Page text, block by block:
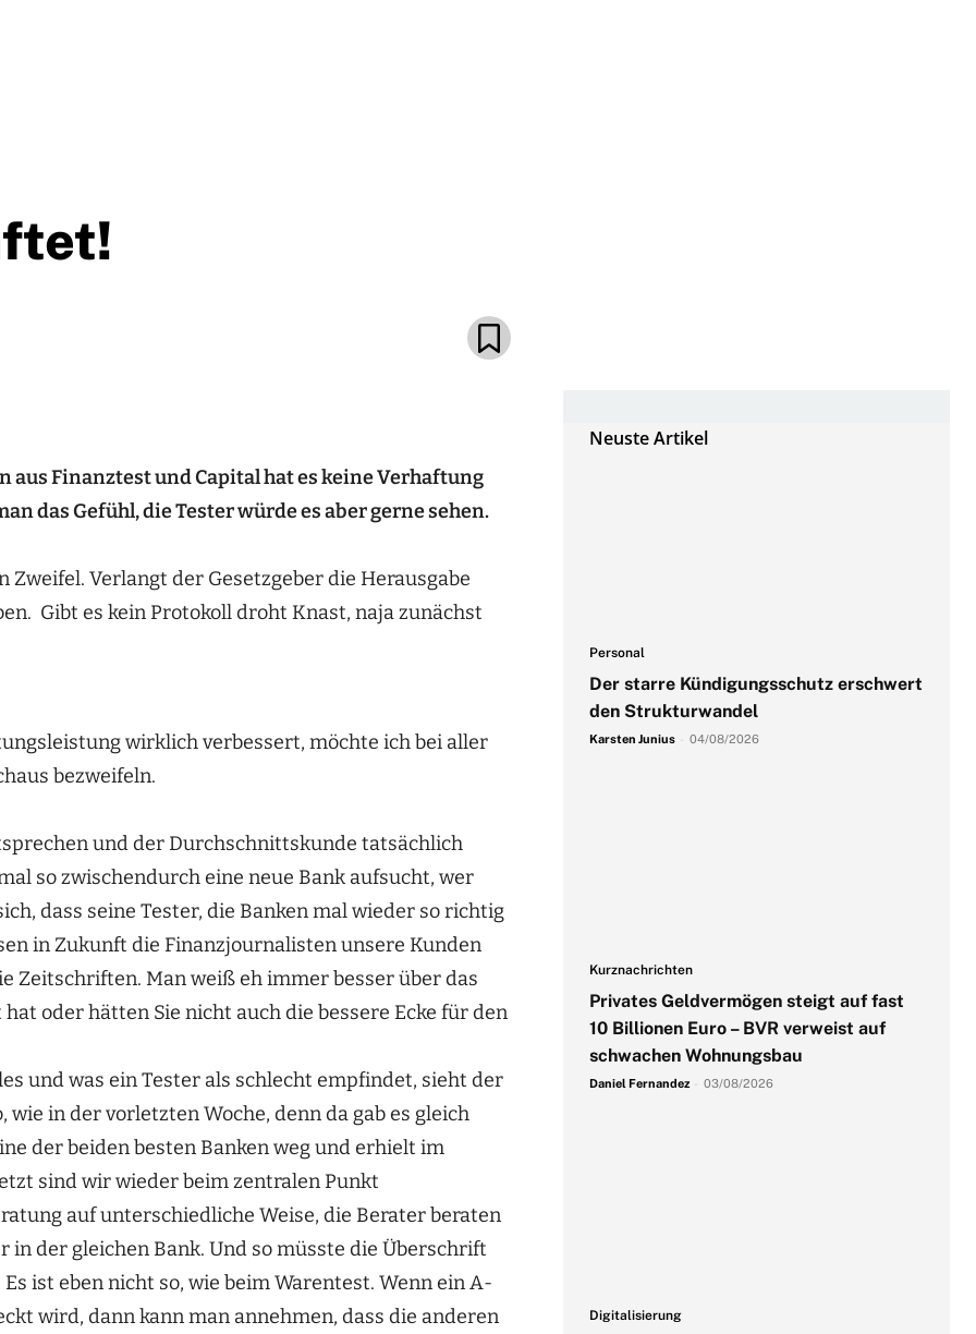
aus Finanztest und Capital hat es keine Verhaftung
das Gefühl, die Tester würde es aber gerne sehen.
Verlangt der Gesetzgeber die Herausgabe
Gibt es kein Protokoll droht Knast, naja zunächst
wirklich verbessert, möchte ich bei aller
bezweifeln.
und der Durchschnittskunde tatsächlich
so zwischendurch eine neue Bank aufsucht, wer
dass seine Tester, die Banken mal wieder so richtig
in Zukunft die Finanzjournalisten unsere Kunden
Zeitschriften. Man weiß eh immer besser über das
oder hätten Sie nicht auch die bessere Ecke für den
und was ein Tester als schlecht empfindet, sieht der
in der vorletzten Woche, denn da gab es gleich
der beiden besten Banken weg und erhielt im
sind wir wieder beim zentralen Punkt
auf unterschiedliche Weise, die Berater beraten
der gleichen Bank. Und so müsste die Überschrift
ist eben nicht so, wie beim Warentest. Wenn ein A-
wird, dann kann man annehmen, dass die anderen
Neuste Artikel
Personal
Der starre Kündigungsschutz erschwert
den Strukturwandel
Karsten Junius 04/08/2026
Kurznachrichten
Privates Geldvermögen steigt auf fast
10 Billionen Euro – BVR verweist auf
schwachen Wohnungsbau
Daniel Fernandez 03/08/2026
Digitalisierung